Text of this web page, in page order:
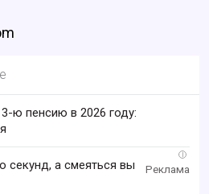
ю пенсию в 2026 году:
i
секунд, а смеяться вы